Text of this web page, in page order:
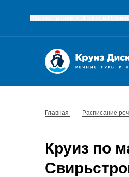
Главная — Расписание
Круиз по